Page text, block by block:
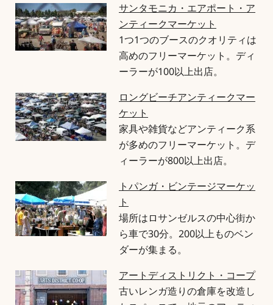
サンタモニカ・エアポート・ア
ンティークマーケット
1つ1つのブースのクオリティは
高めのフリーマーケット。ディ
ーラーが100以上出店。
ロングビーチアンティークマー
ケット
家具や雑貨などアンティーク系
が多めのフリーマーケット。デ
ィーラーが800以上出店。
トパンガ・ビンテージマーケッ
ト
場所はロサンゼルスの中心街か
ら車で30分。200以上ものベン
ダーが集まる。
アートディストリクト・コープ
古いレンガ造りの倉庫を改造し